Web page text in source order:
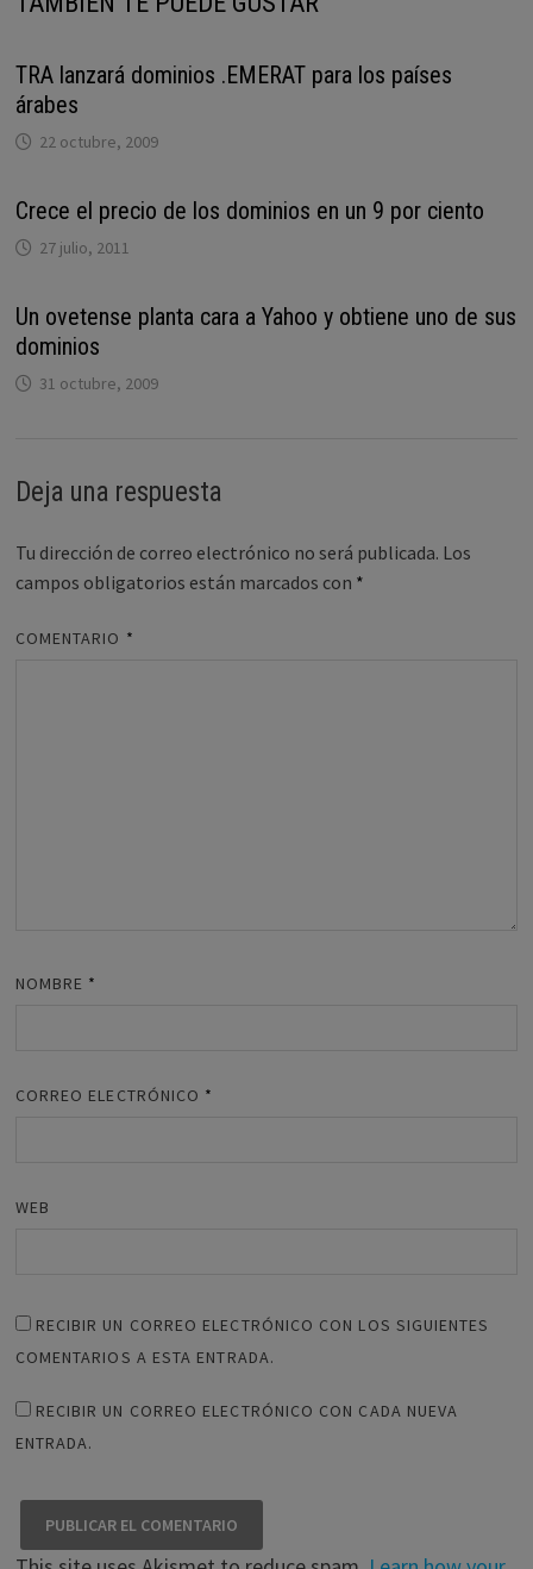
TRA lanzará dominios .EMERAT para los países
árabes
22 octubre, 2009
Crece el precio de los dominios en un 9 por ciento
27 julio, 2011
Un ovetense planta cara a Yahoo y obtiene uno de sus
dominios
31 octubre, 2009
Deja una respuesta
Tu dirección de correo electrónico no será publicada. Los
campos obligatorios están marcados con *
COMENTARIO *
NOMBRE *
CORREO ELECTRÓNICO *
WEB
RECIBIR UN CORREO ELECTRÓNICO CON LOS SIGUIENTES
COMENTARIOS A ESTA ENTRADA.
RECIBIR UN CORREO ELECTRÓNICO CON CADA NUEVA
ENTRADA.